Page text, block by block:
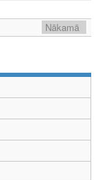
Nākamā